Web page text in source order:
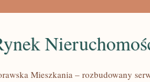
Mieszkania – rozbudowany